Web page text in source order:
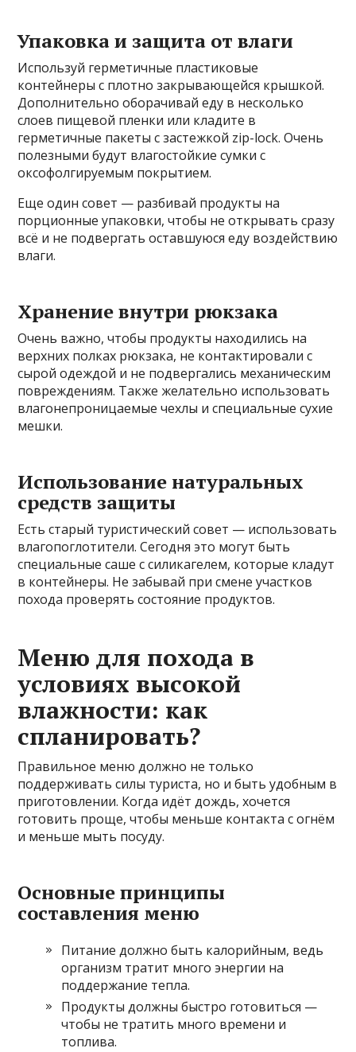
Упаковка и защита от влаги
Используй герметичные пластиковые
контейнеры с плотно закрывающейся крышкой.
Дополнительно оборачивай еду в несколько
слоев пищевой пленки или кладите в
герметичные пакеты с застежкой zip-lock. Очень
полезными будут влагостойкие сумки с
оксофолгируемым покрытием.
Еще один совет — разбивай продукты на
порционные упаковки, чтобы не открывать сразу
всё и не подвергать оставшуюся еду воздействию
влаги.
Хранение внутри рюкзака
Очень важно, чтобы продукты находились на
верхних полках рюкзака, не контактировали с
сырой одеждой и не подвергались механическим
повреждениям. Также желательно использовать
влагонепроницаемые чехлы и специальные сухие
мешки.
Использование натуральных
средств защиты
Есть старый туристический совет — использовать
влагопоглотители. Сегодня это могут быть
специальные саше с силикагелем, которые кладут
в контейнеры. Не забывай при смене участков
похода проверять состояние продуктов.
Меню для похода в
условиях высокой
влажности: как
спланировать?
Правильное меню должно не только
поддерживать силы туриста, но и быть удобным в
приготовлении. Когда идёт дождь, хочется
готовить проще, чтобы меньше контакта с огнём
и меньше мыть посуду.
Основные принципы
составления меню
Питание должно быть калорийным, ведь
организм тратит много энергии на
поддержание тепла.
Продукты должны быстро готовиться —
чтобы не тратить много времени и
топлива.